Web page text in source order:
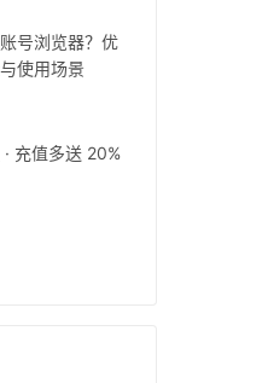
号浏览器？优
使用场景
充值多送 20%